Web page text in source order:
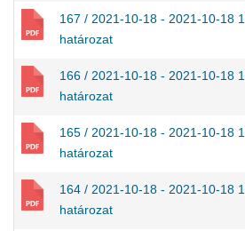
167 / 2021-10-18 - 2021-10-18
határozat
166 / 2021-10-18 - 2021-10-18
határozat
165 / 2021-10-18 - 2021-10-18
határozat
164 / 2021-10-18 - 2021-10-18
határozat